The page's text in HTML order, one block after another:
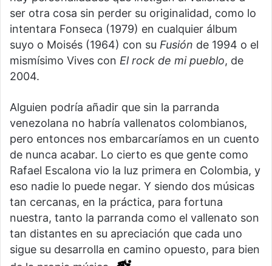
ser otra cosa sin perder su originalidad, como lo
intentara Fonseca (1979) en cualquier álbum
suyo o Moisés (1964) con su Fusión de 1994 o el
mismísimo Vives con Elrock de mipueblo, de
2004.
Alguien podría añadir que sin la parranda
venezolana no habría vallenatos colombianos,
pero entonces nos embarcaríamos en un cuento
de nunca acabar. Lo cierto es que gente como
Rafael Escalona vio la luz primera en Colombia, y
eso nadie lo puede negar. Y siendo dos músicas
tan cercanas, en la práctica, para fortuna
nuestra, tanto la parranda como el vallenato son
tan distantes en su apreciación que cada uno
sigue su desarrolla en camino opuesto, para bien